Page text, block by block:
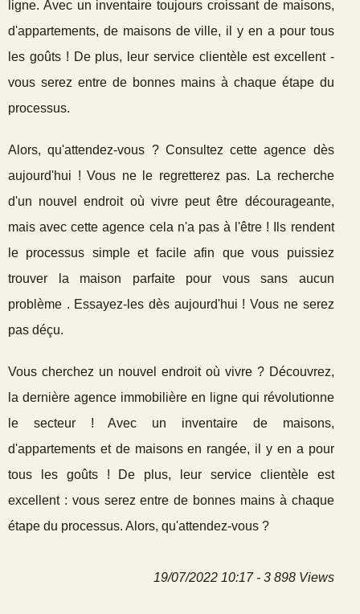
ligne. Avec un inventaire toujours croissant de maisons,
d'appartements, de maisons de ville, il y en a pour tous
les goûts ! De plus, leur service clientèle est excellent -
vous serez entre de bonnes mains à chaque étape du
processus.
Alors, qu'attendez-vous ? Consultez cette agence dès
aujourd'hui ! Vous ne le regretterez pas. La recherche
d'un nouvel endroit où vivre peut être décourageante,
mais avec cette agence cela n'a pas à l'être ! Ils rendent
le processus simple et facile afin que vous puissiez
trouver la maison parfaite pour vous sans aucun
problème . Essayez-les dès aujourd'hui ! Vous ne serez
pas déçu.
Vous cherchez un nouvel endroit où vivre ? Découvrez,
la dernière agence immobilière en ligne qui révolutionne
le secteur ! Avec un inventaire de maisons,
d'appartements et de maisons en rangée, il y en a pour
tous les goûts ! De plus, leur service clientèle est
excellent : vous serez entre de bonnes mains à chaque
étape du processus. Alors, qu'attendez-vous ?
19/07/2022 10:17 - 3 898 Views